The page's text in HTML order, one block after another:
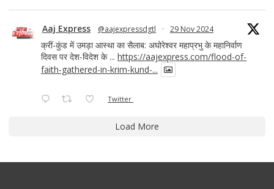
Aaj Express @aajexpressdgtl · 29 Nov 2024
क्रीं-कुंड में उमड़ा आस्था का सैलाब: अघोरेश्वर महाप्रभु के महानिर्वाण
दिवस पर देश-विदेश के ... https://aajexpress.com/flood-of-
faith-gathered-in-krim-kund-...
Twitter
Load More